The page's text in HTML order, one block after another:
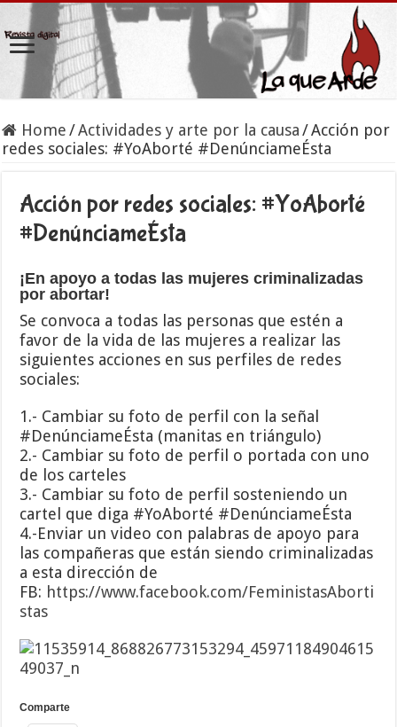
Home /Actividades y arte por la causa /Acción por
redes sociales: #YoAborté #DenúnciameÉsta
Acción por redes sociales: #YoAborté
#DenúnciameÉsta
¡En apoyo a todas las mujeres criminalizadas
por abortar!
Se convoca a todas las personas que estén a
favor de la vida de las mujeres a realizar las
siguientes acciones en sus perfiles de redes
sociales:
1.- Cambiar su foto de perfil con la señal
#DenúnciameÉsta (manitas en triángulo)
2.- Cambiar su foto de perfil o portada con uno
de los carteles
3.- Cambiar su foto de perfil sosteniendo un
cartel que diga #YoAborté #DenúnciameÉsta
4.-Enviar un video con palabras de apoyo para
las compañeras que están siendo criminalizadas
a esta dirección de
FB: https://www.facebook.com/FeministasAborti
stas
Comparte